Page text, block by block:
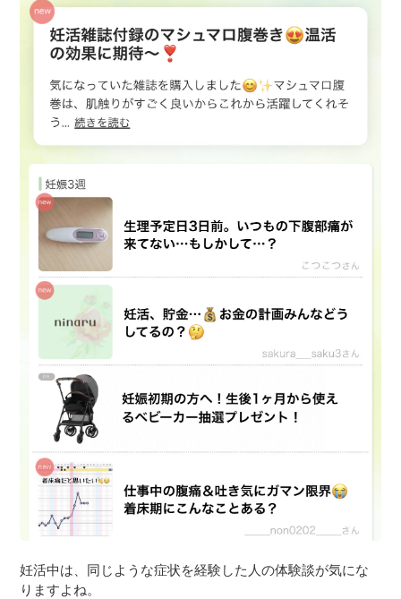
妊活中は、同じような症状を経験した人の体験談が気にな
りますよね。